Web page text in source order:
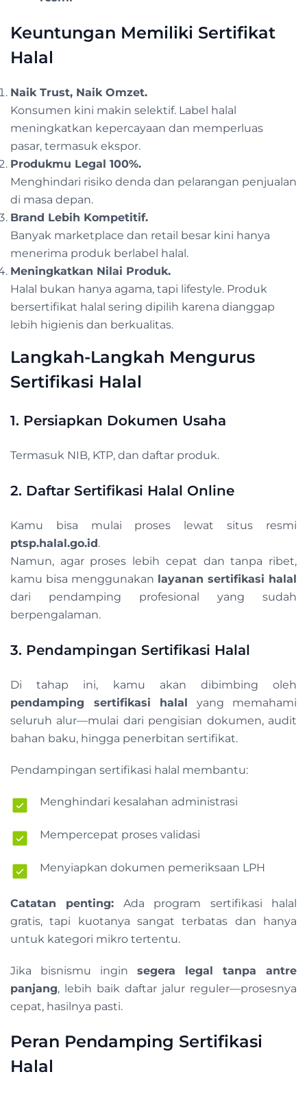
Keuntungan Memiliki Sertifikat
Halal
Naik Trust, Naik Omzet.
Konsumen kini makin selektif. Label halal
meningkatkan kepercayaan dan memperluas
pasar, termasuk ekspor.
Produkmu Legal 100%.
Menghindari risiko denda dan pelarangan penjualan
di masa depan.
Brand Lebih Kompetitif.
Banyak marketplace dan retail besar kini hanya
menerima produk berlabel halal.
Meningkatkan Nilai Produk.
Halal bukan hanya agama, tapi lifestyle. Produk
bersertifikat halal sering dipilih karena dianggap
lebih higienis dan berkualitas.
Langkah-Langkah Mengurus
Sertifikasi Halal
1. Persiapkan Dokumen Usaha
Termasuk NIB, KTP, dan daftar produk.
2. Daftar Sertifikasi Halal Online
Kamu bisa mulai proses lewat situs resmi
ptsp.halal.go.id.
Namun, agar proses lebih cepat dan tanpa ribet,
kamu bisa menggunakan layanan sertifikasi halal
dari pendamping profesional yang sudah
berpengalaman.
3. Pendampingan Sertifikasi Halal
Di tahap ini, kamu akan dibimbing oleh
pendamping sertifikasi halal yang memahami
seluruh alur—mulai dari pengisian dokumen, audit
bahan baku, hingga penerbitan sertifikat.
Pendampingan sertifikasi halal membantu:
Menghindari kesalahan administrasi
Mempercepat proses validasi
Menyiapkan dokumen pemeriksaan LPH
Catatan penting: Ada program sertifikasi halal
gratis, tapi kuotanya sangat terbatas dan hanya
untuk kategori mikro tertentu.
Jika bisnismu ingin segera legal tanpa antre
panjang, lebih baik daftar jalur reguler—prosesnya
cepat, hasilnya pasti.
Peran Pendamping Sertifikasi
Halal